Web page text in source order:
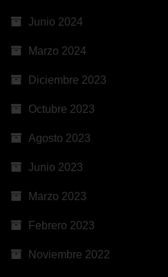
Junio 2024
Marzo 2024
Diciembre 2023
Octubre 2023
Agosto 2023
Junio 2023
Marzo 2023
Febrero 2023
Noviembre 2022